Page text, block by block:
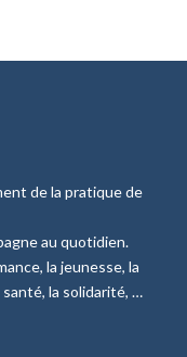
de la pratique de
au quotidien.
la jeunesse, la
la solidarité, …